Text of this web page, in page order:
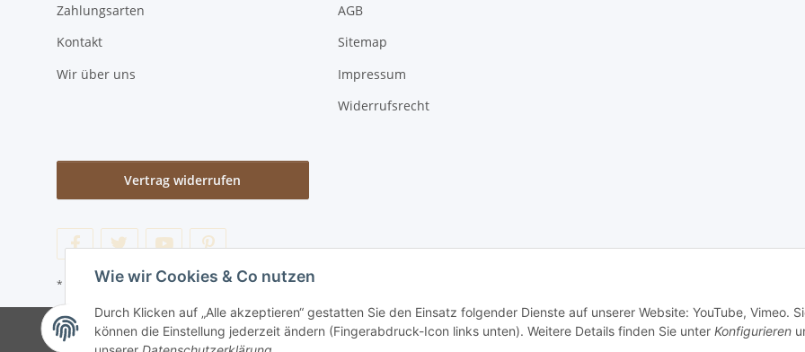
Wie wir Cookies & Co nutzen
Durch Klicken auf „Alle akzeptieren“ gestatten Sie den Einsatz folgender Dienste auf unserer Website: YouTube, Vimeo.
können die Einstellung jederzeit ändern (Fingerabdruck-Icon links unten). Weitere Details finden Sie unter Konfigurieren
Zahlungsarten
Kontakt
Wir über uns
AGB
Sitemap
Impressum
Widerrufsrecht
Vertrag widerrufen
* Alle Preise inkl. gesetzlicher USt., zzgl. Versand
© lotex24systems GmbH Besucherzähler: 312698 Handwerker und Händler leben hier Leidenschaften.